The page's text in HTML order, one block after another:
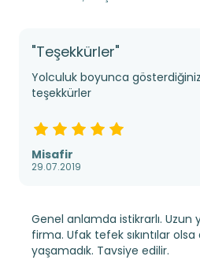
Misafir
29.07.2019
"Teşekkürler"
Yolculuk boyunca
teşekkürler
Genel anlamda istikrarlı. Uzun
firma. Ufak tefek sıkıntılar
yaşamadık. Tavsiye edilir.